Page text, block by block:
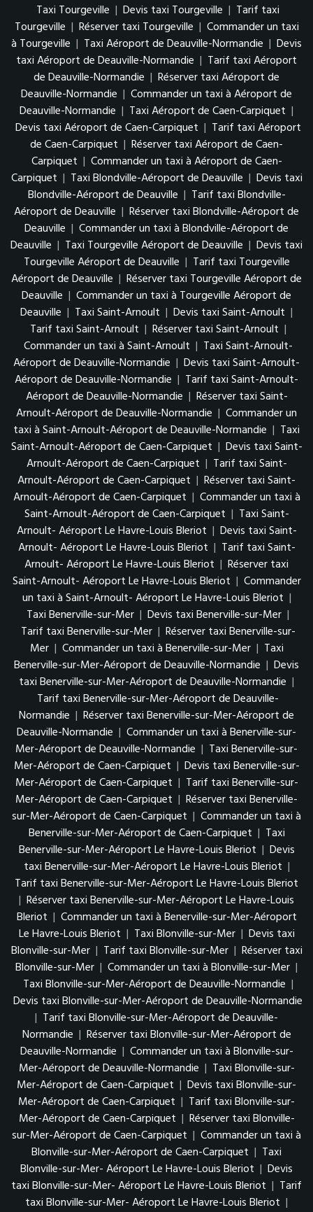
Taxi Tourgeville | Devis taxi Tourgeville | Tarif taxi
Tourgeville | Réserver taxi Tourgeville | Commander un taxi
à Tourgeville | Taxi Aéroport de Deauville-Normandie | Devis
taxi Aéroport de Deauville-Normandie | Tarif taxi Aéroport
de Deauville-Normandie | Réserver taxi Aéroport de
Deauville-Normandie | Commander un taxi à Aéroport de
Deauville-Normandie | Taxi Aéroport de Caen-Carpiquet |
Devis taxi Aéroport de Caen-Carpiquet | Tarif taxi Aéroport
de Caen-Carpiquet | Réserver taxi Aéroport de Caen-
Carpiquet | Commander un taxi à Aéroport de Caen-
Carpiquet | Taxi Blondville-Aéroport de Deauville | Devis taxi
Blondville-Aéroport de Deauville | Tarif taxi Blondville-
Aéroport de Deauville | Réserver taxi Blondville-Aéroport de
Deauville | Commander un taxi à Blondville-Aéroport de
Deauville | Taxi Tourgeville Aéroport de Deauville | Devis taxi
Tourgeville Aéroport de Deauville | Tarif taxi Tourgeville
Aéroport de Deauville | Réserver taxi Tourgeville Aéroport de
Deauville | Commander un taxi à Tourgeville Aéroport de
Deauville | Taxi Saint-Arnoult | Devis taxi Saint-Arnoult |
Tarif taxi Saint-Arnoult | Réserver taxi Saint-Arnoult |
Commander un taxi à Saint-Arnoult | Taxi Saint-Arnoult-
Aéroport de Deauville-Normandie | Devis taxi Saint-Arnoult-
Aéroport de Deauville-Normandie | Tarif taxi Saint-Arnoult-
Aéroport de Deauville-Normandie | Réserver taxi Saint-
Arnoult-Aéroport de Deauville-Normandie | Commander un
taxi à Saint-Arnoult-Aéroport de Deauville-Normandie | Taxi
Saint-Arnoult-Aéroport de Caen-Carpiquet | Devis taxi Saint-
Arnoult-Aéroport de Caen-Carpiquet | Tarif taxi Saint-
Arnoult-Aéroport de Caen-Carpiquet | Réserver taxi Saint-
Arnoult-Aéroport de Caen-Carpiquet | Commander un taxi à
Saint-Arnoult-Aéroport de Caen-Carpiquet | Taxi Saint-
Arnoult- Aéroport Le Havre-Louis Bleriot | Devis taxi Saint-
Arnoult- Aéroport Le Havre-Louis Bleriot | Tarif taxi Saint-
Arnoult- Aéroport Le Havre-Louis Bleriot | Réserver taxi
Saint-Arnoult- Aéroport Le Havre-Louis Bleriot | Commander
un taxi à Saint-Arnoult- Aéroport Le Havre-Louis Bleriot |
Taxi Benerville-sur-Mer | Devis taxi Benerville-sur-Mer |
Tarif taxi Benerville-sur-Mer | Réserver taxi Benerville-sur-
Mer | Commander un taxi à Benerville-sur-Mer | Taxi
Benerville-sur-Mer-Aéroport de Deauville-Normandie | Devis
taxi Benerville-sur-Mer-Aéroport de Deauville-Normandie |
Tarif taxi Benerville-sur-Mer-Aéroport de Deauville-
Normandie | Réserver taxi Benerville-sur-Mer-Aéroport de
Deauville-Normandie | Commander un taxi à Benerville-sur-
Mer-Aéroport de Deauville-Normandie | Taxi Benerville-sur-
Mer-Aéroport de Caen-Carpiquet | Devis taxi Benerville-sur-
Mer-Aéroport de Caen-Carpiquet | Tarif taxi Benerville-sur-
Mer-Aéroport de Caen-Carpiquet | Réserver taxi Benerville-
sur-Mer-Aéroport de Caen-Carpiquet | Commander un taxi à
Benerville-sur-Mer-Aéroport de Caen-Carpiquet | Taxi
Benerville-sur-Mer-Aéroport Le Havre-Louis Bleriot | Devis
taxi Benerville-sur-Mer-Aéroport Le Havre-Louis Bleriot |
Tarif taxi Benerville-sur-Mer-Aéroport Le Havre-Louis Bleriot
| Réserver taxi Benerville-sur-Mer-Aéroport Le Havre-Louis
Bleriot | Commander un taxi à Benerville-sur-Mer-Aéroport
Le Havre-Louis Bleriot | Taxi Blonville-sur-Mer | Devis taxi
Blonville-sur-Mer | Tarif taxi Blonville-sur-Mer | Réserver taxi
Blonville-sur-Mer | Commander un taxi à Blonville-sur-Mer |
Taxi Blonville-sur-Mer-Aéroport de Deauville-Normandie |
Devis taxi Blonville-sur-Mer-Aéroport de Deauville-Normandie
| Tarif taxi Blonville-sur-Mer-Aéroport de Deauville-
Normandie | Réserver taxi Blonville-sur-Mer-Aéroport de
Deauville-Normandie | Commander un taxi à Blonville-sur-
Mer-Aéroport de Deauville-Normandie | Taxi Blonville-sur-
Mer-Aéroport de Caen-Carpiquet | Devis taxi Blonville-sur-
Mer-Aéroport de Caen-Carpiquet | Tarif taxi Blonville-sur-
Mer-Aéroport de Caen-Carpiquet | Réserver taxi Blonville-
sur-Mer-Aéroport de Caen-Carpiquet | Commander un taxi à
Blonville-sur-Mer-Aéroport de Caen-Carpiquet | Taxi
Blonville-sur-Mer- Aéroport Le Havre-Louis Bleriot | Devis
taxi Blonville-sur-Mer- Aéroport Le Havre-Louis Bleriot | Tarif
taxi Blonville-sur-Mer- Aéroport Le Havre-Louis Bleriot |